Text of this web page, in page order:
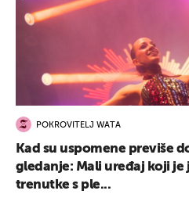
POKROVITELJ WATA
Kad su uspomene previše
gledanje: Mali uređaj koji je
trenutke s ple...